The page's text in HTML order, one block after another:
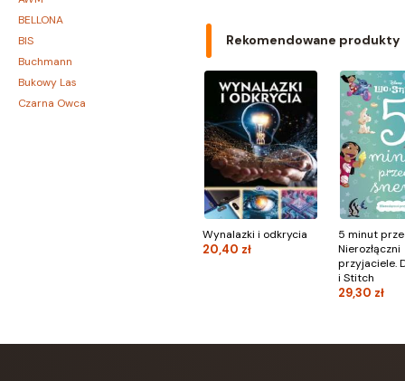
BELLONA
BIS
Buchmann
Bukowy Las
Czarna Owca
Rekomendowane produkty
Wynalazki i odkrycia
20,40 zł
5 minut
Nierozłączni
przyjaciele.
i Stitch
29,30 zł